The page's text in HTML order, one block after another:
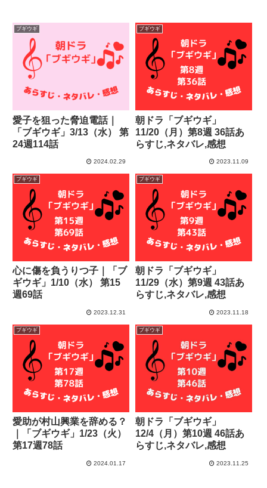
ブギウギ
愛子を狙った脅迫電話｜
「ブギウギ」3/13（水） 第
24週114話
2024.02.29
ブギウギ
朝ドラ「ブギウギ」
11/20（月）第8週 36話あ
らすじ,ネタバレ,感想
2023.11.09
ブギウギ
心に傷を負うりつ子｜「ブ
ギウギ」1/10（水） 第15
週69話
2023.12.31
ブギウギ
朝ドラ「ブギウギ」
11/29（水）第9週 43話あ
らすじ,ネタバレ,感想
2023.11.18
ブギウギ
愛助が村山興業を辞める？
｜「ブギウギ」1/23（火）
第17週78話
2024.01.17
ブギウギ
朝ドラ「ブギウギ」
12/4（月）第10週 46話あ
らすじ,ネタバレ,感想
2023.11.25